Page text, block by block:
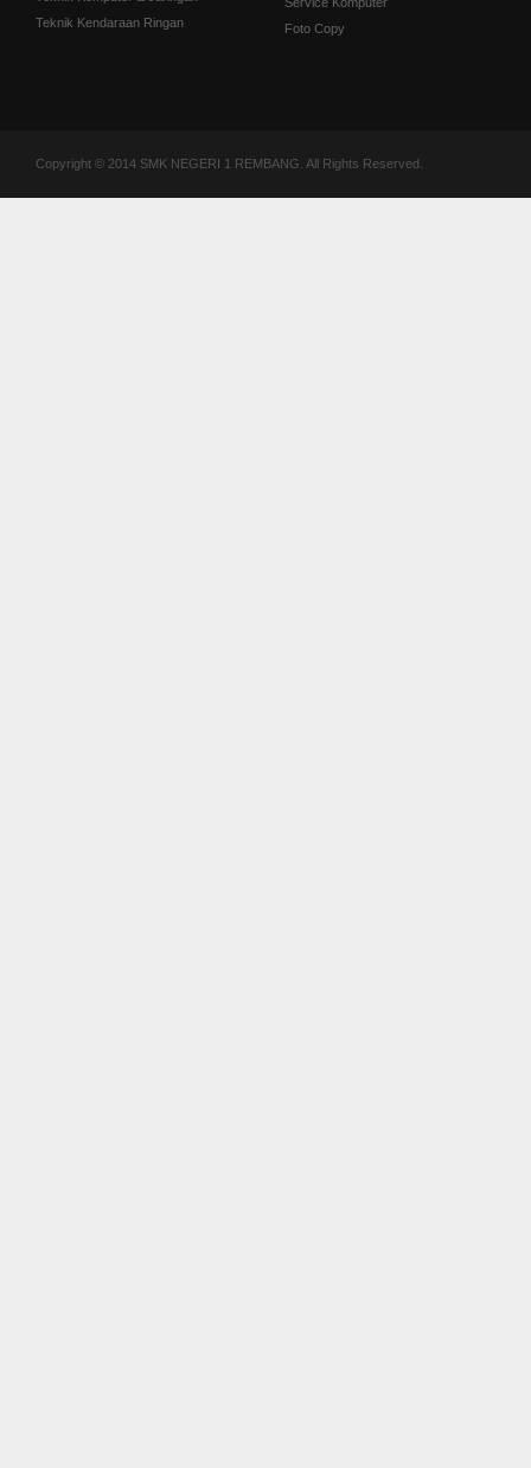
Teknik Kendaraan Ringan
Foto Copy
Copyright © 2014 SMK NEGERI 1 REMBANG. All Rights Reserved.